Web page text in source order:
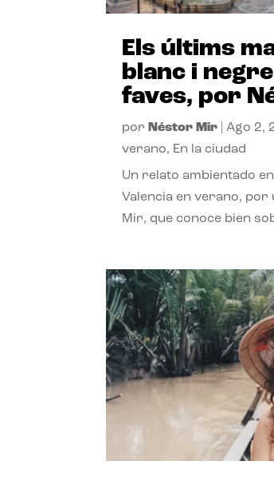
Els últims
blanc i
faves, por
por Néstor Mir |Ago 2,
verano, En la ciudad
Un relato ambientado
Valencia en verano,
Mir, que conoce bien